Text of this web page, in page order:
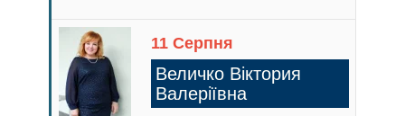
11 Серпня
Величко Віктория
Валеріївна